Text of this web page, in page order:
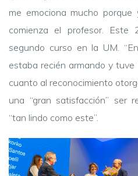
me emociona mucho porque
comienza el profesor. Este
segundo curso en la UM.
estaba recién armando y tuve
cuanto al reconocimiento
una “gran satisfacción” ser
“tan lindo como este”.